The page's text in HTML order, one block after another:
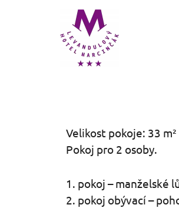
Velikost pokoje: 33 m²
Pokoj pro 2 osoby.
1. pokoj – manželské
2. pokoj obývací –